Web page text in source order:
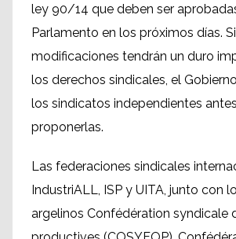
ley 90/14 que deben ser
Parlamento en los próximos días.
modificaciones tendrán un duro
los derechos sindicales, el
los sindicatos independientes
proponerlas.
Las federaciones sindicales
IndustriALL, ISP y UITA, junto con
argelinos Confédération syndicale